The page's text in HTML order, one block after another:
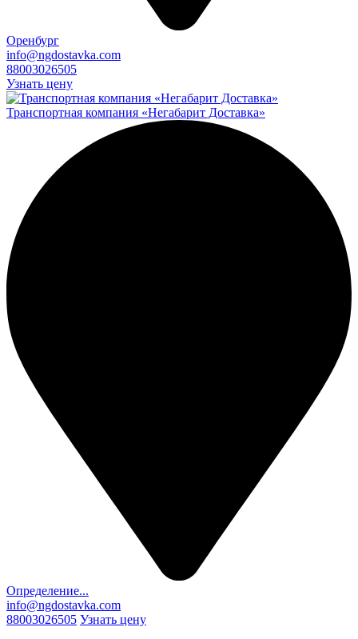
Оренбург
info@ngdostavka.com
88003026505
Узнать цену
Транспортная компания «Негабарит Доставка»
Определение...
info@ngdostavka.com
88003026505 Узнать цену